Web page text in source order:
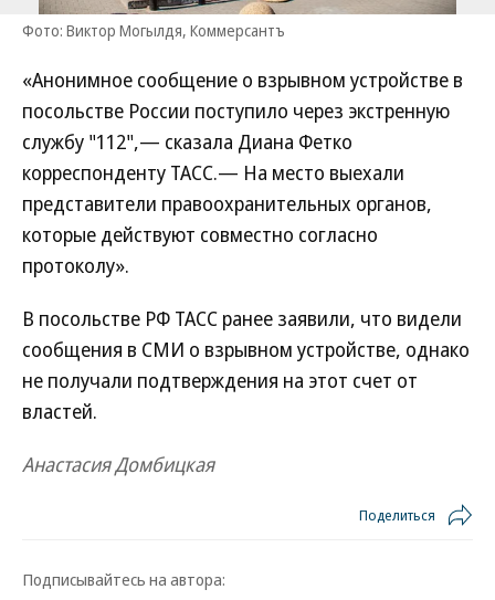
Фото: Виктор Могылдя, Коммерсантъ
«Анонимное сообщение о взрывном устройстве в
посольстве России поступило через экстренную
службу "112",— сказала Диана Фетко
корреспонденту ТАСС.— На место выехали
представители правоохранительных органов,
которые действуют совместно согласно
протоколу».
В посольстве РФ ТАСС ранее заявили, что видели
сообщения в СМИ о взрывном устройстве, однако
не получали подтверждения на этот счет от
властей.
Анастасия Домбицкая
Поделиться
Подписывайтесь на автора: